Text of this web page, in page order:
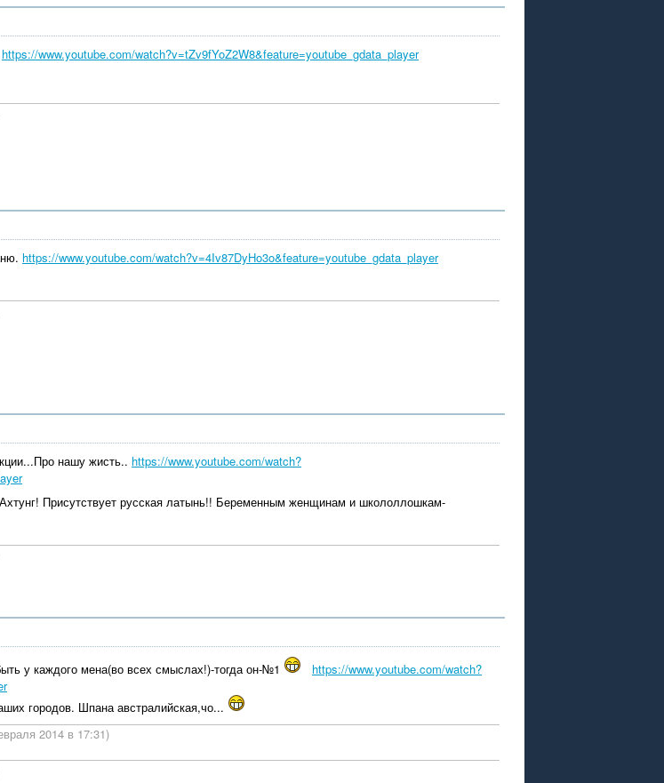
https://www.youtube.com/watch?v=tZv9fYoZ2W8&feature=youtube_gdata_player
https://www.youtube.com/watch?v=4Iv87DyHo3o&feature=youtube_gdata_player
нашу жисть.. https://www.youtube.com/watch?
Ахтунг! Присутствует русская латынь!! Беременным женщинам и школоллошкам-
у каждого мена(во всех смыслах!)-тогда он-№1
https://www.youtube.com/watch?
городов. Шпана австралийская,чо...
2014 в 17:31)